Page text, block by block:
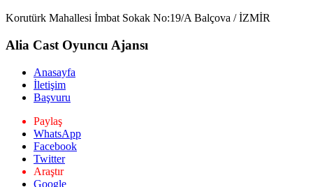
Korutürk Mahallesi İmbat Sokak No:19/A Balçova / İZMİR
Alia Cast Oyuncu Ajansı
Anasayfa
İletişim
Başvuru
Paylaş
WhatsApp
Facebook
Twitter
Araştır
Google